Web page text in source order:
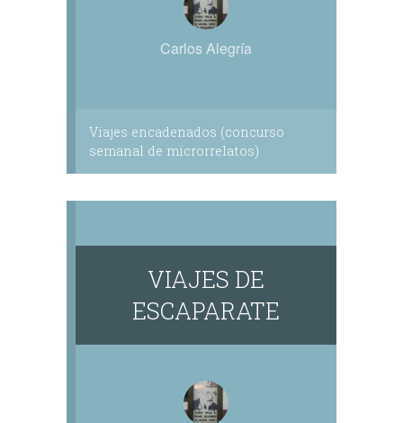
Carlos Alegría
Viajes encadenados (concurso
semanal de microrrelatos)
VIAJES DE
ESCAPARATE